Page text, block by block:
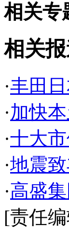
相关专
相关报
·丰田
·加快
·十大
·地震
·高盛
[责任